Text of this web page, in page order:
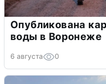
Опубликована
воды в Воронеже
6 августа 0